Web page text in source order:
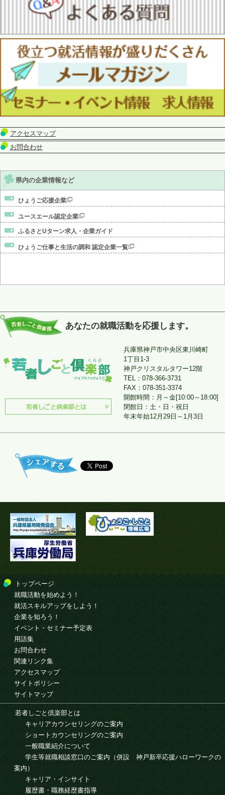
アクセスマップ
お問合わせ
県内の企業情報など
ひょうご応援企業
ユースエール認定企業
ふるさとUターン求人・企業ガイド
ひょうご仕事と生活の調和 認定企業一覧
あなたの就職活動を応援します。
兵庫県神戸市中央区東川崎町
1丁目1-3
神戸クリスタルタワー12階
TEL：078-366-3731
FAX：078-351-3374
開館時間：月～金[10:00～18:00]
閉館日：土・日・祝日
年末年始12月29日～1月3日
トップページ
就職活動を始めよう！
就活スキルアップをしよう！
企業を知ろう！
イベント・セミナー予定表
用語集
お問合わせ
関連リンク集
アクセスマップ
サイトポリシー
サイトマップ
若者しごと倶楽部とは
キャリアカウンセリングのご案内
ショートカウンセリングのご案内
一般職業紹介について
学生等就職相談窓口のご案内（併設 神戸新卒応援ハローワークの
案内）
キャリア・インサイト
履歴書・職務経歴書指導